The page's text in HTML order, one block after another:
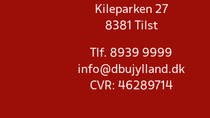
Kileparken 27
8381 Tilst
Tlf. 8939 9999
info@dbujylland.dk
CVR: 46289714